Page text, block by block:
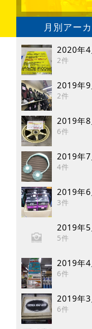
月別アー
2020年4
2件
2019年9
2件
2019年8
6件
2019年7
4件
2019年6
3件
2019年5
5件
2019年4
6件
2019年3
6件